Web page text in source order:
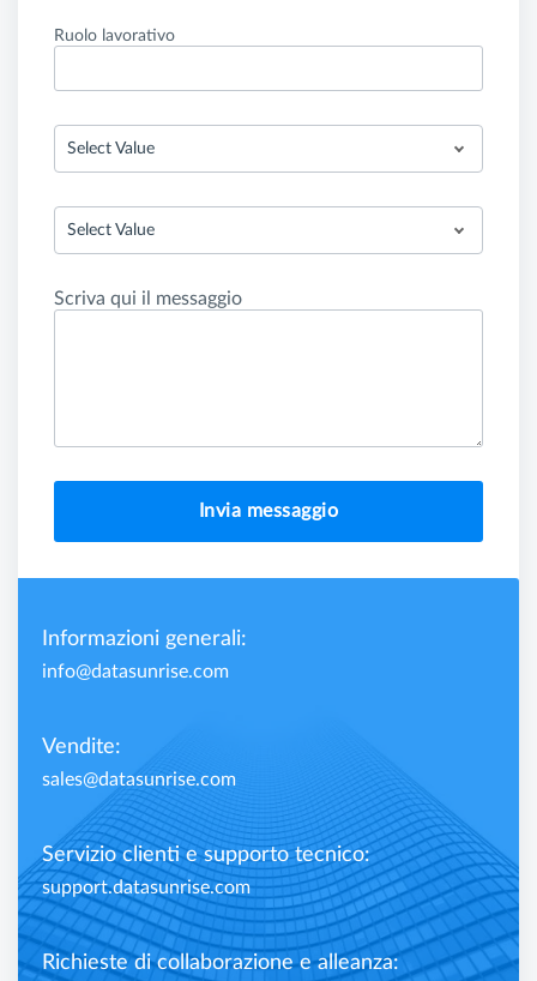
Ruolo lavorativo
Select Value
Select Value
Scriva qui il messaggio
Invia messaggio
Informazioni generali:
info@datasunrise.com
Vendite:
sales@datasunrise.com
Servizio clienti e supporto tecnico:
support.datasunrise.com
Richieste di collaborazione e alleanza: